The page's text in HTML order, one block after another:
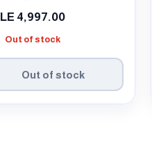
LE 4,997.00
Out of stock
Out of stock